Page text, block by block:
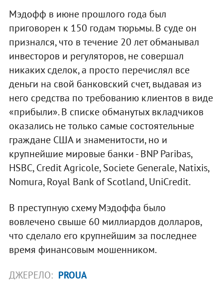
Мэдофф в июне прошлого года был
приговорен к 150 годам тюрьмы. В суде он
признался, что в течение 20 лет обманывал
инвесторов и регуляторов, не совершал
никаких сделок, а просто перечислял все
деньги на свой банковский счет, выдавая из
него средства по требованию клиентов в виде
«прибыли». В списке обманутых вкладчиков
оказались не только самые состоятельные
граждане США и знаменитости, но и
крупнейшие мировые банки - BNP Paribas,
HSBC, Credit Agricole, Societe Generale, Natixis,
Nomura, Royal Bank of Scotland, UniCredit.
В преступную схему Мэдоффа было
вовлечено свыше 60 миллиардов долларов,
что сделало его крупнейшим за последнее
время финансовым мошенником.
ДЖЕРЕЛО: PROUA